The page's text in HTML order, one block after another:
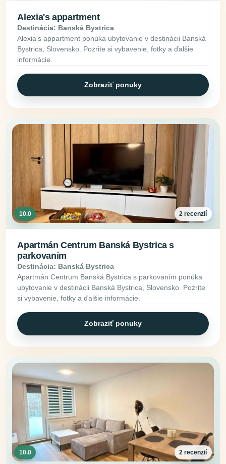
Alexia's appartment
Destinácia: Banská Bystrica
Alexia's appartment ponúka ubytovanie v destinácii Banská
Bystrica, Slovensko. Pozrite si vybavenie, fotky a ďalšie
informácie.
Zobraziť ponuky
10.0 2 recenzií
Apartmán Centrum Banská Bystrica s
parkovaním
Destinácia: Banská Bystrica
Apartmán Centrum Banská Bystrica s parkovaním ponúka
ubytovanie v destinácii Banská Bystrica, Slovensko. Pozrite
si vybavenie, fotky a ďalšie informácie.
Zobraziť ponuky
10.0 2 recenzií